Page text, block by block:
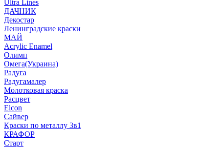
Ultra Lines
ДАЧНИК
Декостар
Ленинградские краски
МАЙ
Acrylic Enamel
Олимп
Омега(Украина)
Радуга
Радугамалер
Молотковая краска
Расцвет
Elcon
Сайвер
Краски по металлу 3в1
КРАФОР
Старт